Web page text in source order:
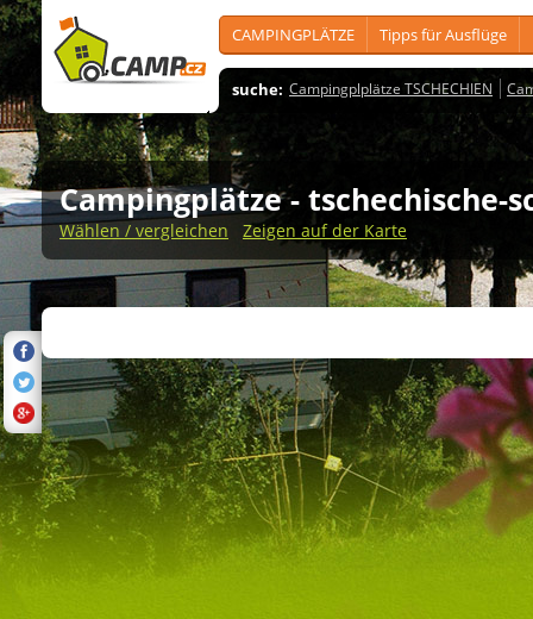
CAMPINGPLÄTZE Tipps für Ausflüge
suche: Campingplplätze TSCHECHIEN
Campingplätze - tschechische-
Wählen / vergleichen Zeigen auf der Karte